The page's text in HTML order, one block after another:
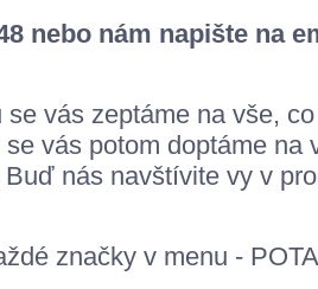
nebo nám napište na
vás zeptáme na vše,
vás potom doptáme
nás navštívite vy v
značky v menu -